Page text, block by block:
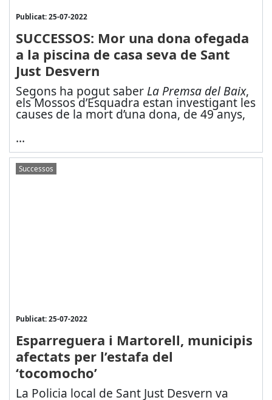
Publicat: 25-07-2022
SUCCESSOS: Mor una dona ofegada
a la piscina de casa seva de Sant
Just Desvern
Segons ha pogut saberLa Premsa del Baix,
els Mossos d’Esquadra estan investigant les
causes de la mort d’una dona, de 49 anys,
...
Successos
Publicat: 25-07-2022
Esparreguera i Martorell, municipis
afectats per l’estafa del
‘tocomocho’
La Policia local de Sant Just Desvern va